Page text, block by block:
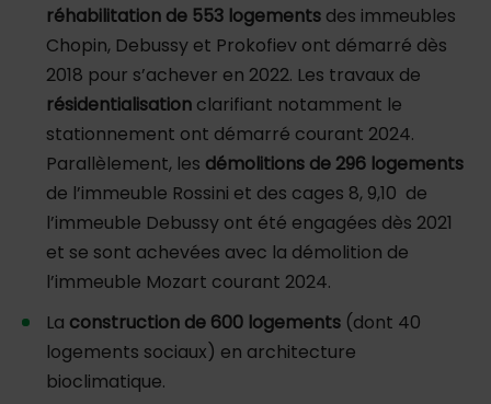
réhabilitation de 553 logements des immeubles
Chopin, Debussy et Prokofiev ont démarré dès
2018 pour s’achever en 2022. Les travaux de
résidentialisation clarifiant notamment le
stationnement ont démarré courant 2024.
Parallèlement, les démolitions de 296 logements
de l’immeuble Rossini et des cages 8, 9,10 de
l’immeuble Debussy ont été engagées dès 2021
et se sont achevées avec la démolition de
l’immeuble Mozart courant 2024.
La construction de 600 logements (dont 40
logements sociaux) en architecture
bioclimatique.